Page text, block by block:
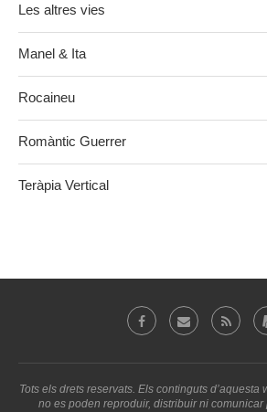
Les altres vies
Manel & Ita
Rocaineu
Romàntic Guerrer
Teràpia Vertical
Tots els drets reservats. Els continguts d’aquesta
no es poden reproduir, distribuir ni